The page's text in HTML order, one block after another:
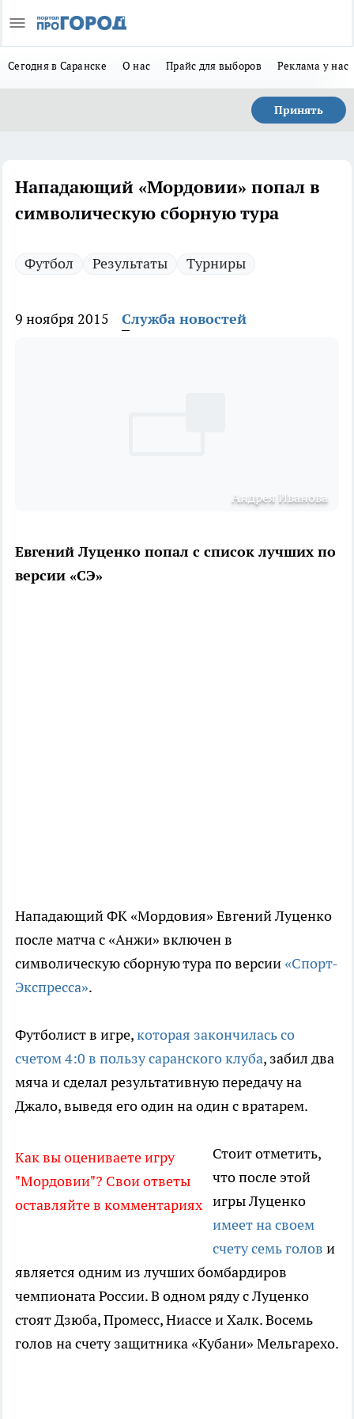
Сегодня в Саранске О нас Прайс для выборов Реклама у нас
Принять
Нападающий «Мордовии» попал в
символическую сборную тура
Футбол Результаты Турниры
9 ноября 2015 Служба новостей
Андрея Иванова
Евгений Луценко попал с список лучших по
версии «СЭ»
Нападающий ФК «Мордовия» Евгений Луценко
после матча с «Анжи» включен в
символическую сборную тура по версии «Спорт-
Экспресса».
Футболист в игре,которая закончилась со
счетом 4:0 в пользу саранского клуба, забил два
мяча и сделал результативную передачу на
Джало, выведя его один на один с вратарем.
Как вы оцениваете игру
"Мордовии"? Свои ответы
оставляйте в комментариях
Стоит отметить,
что после этой
игры Луценко
имеет на своем
счету семь голов и
является одним из лучших бомбардиров
чемпионата России. В одном ряду с Луценко
стоят Дзюба, Промесс, Ниассе и Халк. Восемь
голов на счету защитника «Кубани» Мельгарехо.